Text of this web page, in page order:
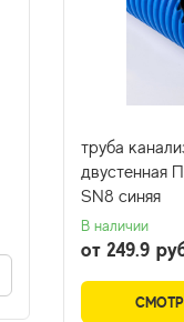
труба
двустенная
SN8 синяя
В наличии
от 249.9